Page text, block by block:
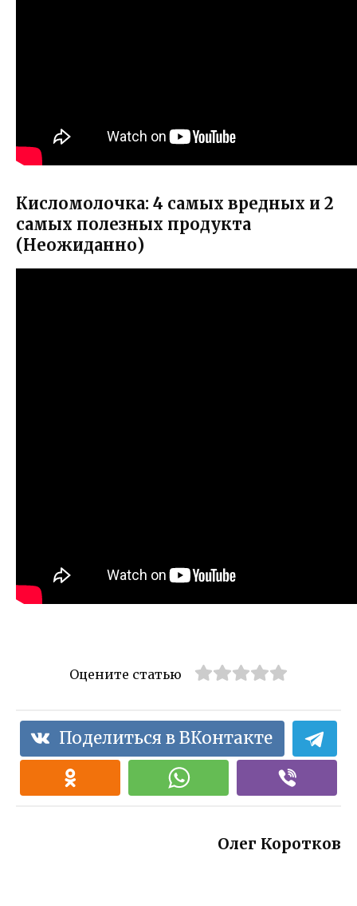
Кисломолочка: 4 самых вредных и 2
самых полезных продукта
(Неожиданно)
Оцените статью
Поделиться в ВКонтакте
Олег Коротков